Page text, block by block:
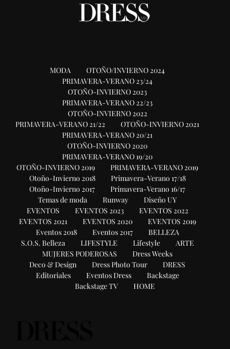
MODA
OTOÑO/INVIERNO 2024
PRIMAVERA-VERANO 23/24
OTOÑO-INVIERNO 2023
PRIMAVERA-VERANO 22/23
OTOÑO-INVIERNO 2022
PRIMAVERA-VERANO 21/22
OTOÑO-INVIERNO 2021
PRIMAVERA-VERANO 20/21
OTOÑO-INVIERNO 2020
PRIMAVERA-VERANO 19/20
OTOÑO-INVIERNO 2019
PRIMAVERA-VERANO 2019
Otoño-Invierno 2018
Primavera-Verano 17/18
Otoño-Invierno 2017
Primavera-Verano 16/17
Temas de moda
Runway
Diseño UY
EVENTOS
EVENTOS 2023
EVENTOS 2022
EVENTOS 2021
EVENTOS 2020
EVENTOS 2019
Eventos 2018
Eventos 2017
BELLEZA
S.O.S. Belleza
LIFESTYLE Lifestyle
ARTE
MUJERES PODEROSAS
Dress Weeks
Deco & Design
Dress Photo Tour
DRESS
Editoriales
Eventos Dress
Backstage
Backstage TV
HOME